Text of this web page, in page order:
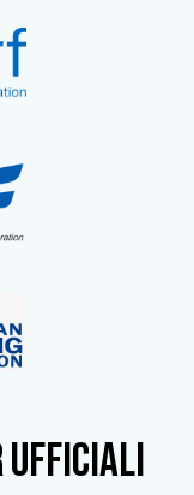
ufficiali